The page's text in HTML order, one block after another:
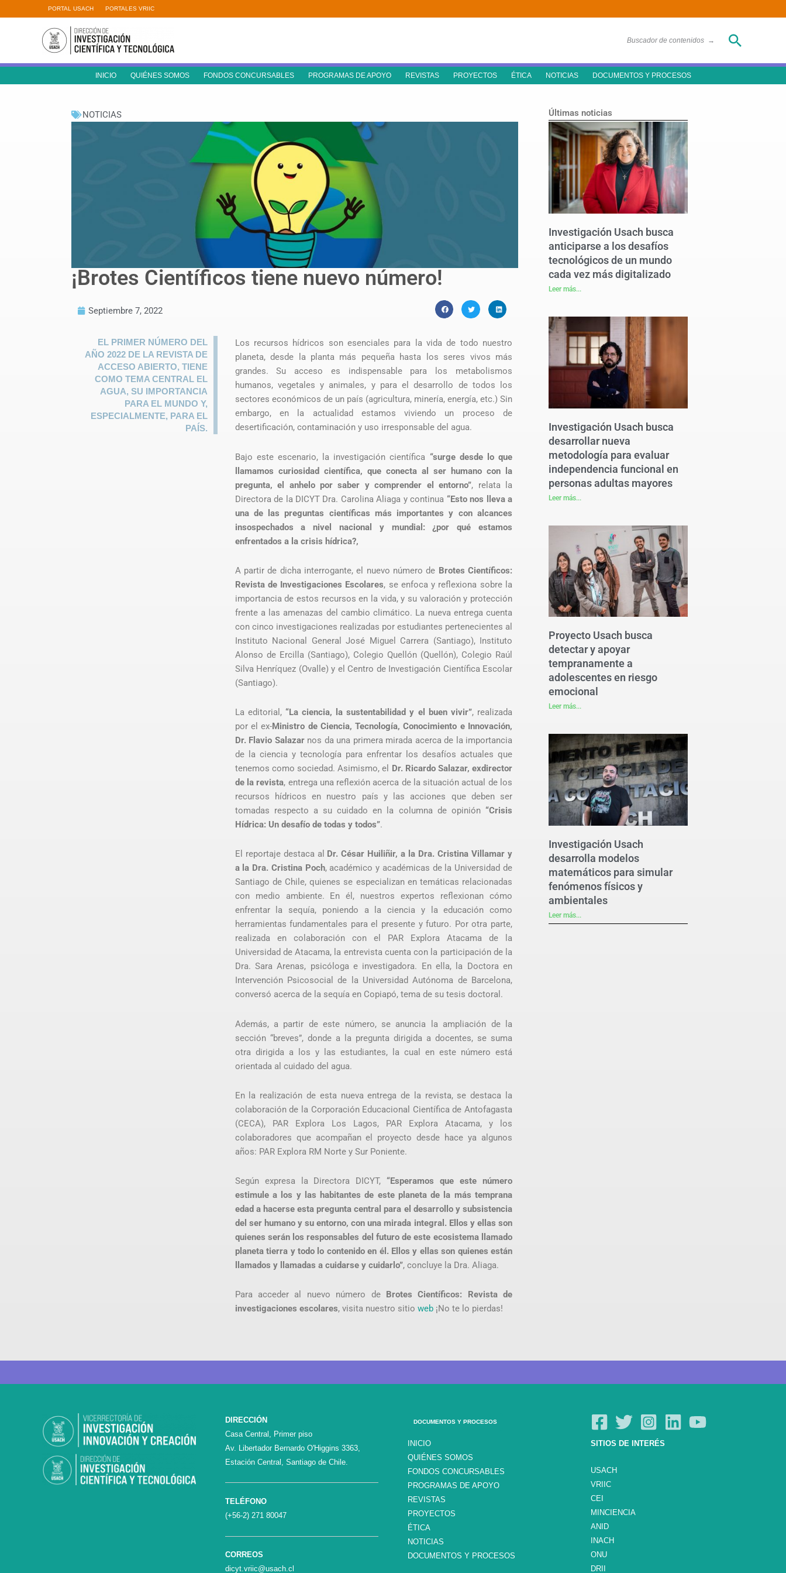
al
PORTAL USACH PORTALES VRIIC
Buscador de contenidos → Buscar
INICIO QUIÉNES SOMOS FONDOS CONCURSABLES PROGRAMAS DE APOYO REVISTAS PROYECTOS ÉTICA NOTICIAS DOCUMENTOS Y PROCESOS
NOTICIAS
¡Brotes Científicos tiene nuevo número!
Septiembre 7, 2022
EL PRIMER NÚMERO DEL
AÑO 2022 DE LA REVISTA DE
ACCESO ABIERTO, TIENE
COMO TEMA CENTRAL EL
AGUA, SU IMPORTANCIA
PARA EL MUNDO Y,
ESPECIALMENTE, PARA EL
PAÍS.
Los recursos hídricos son esenciales para la vida de todo nuestro
planeta, desde la planta más pequeña hasta los seres vivos más
grandes. Su acceso es indispensable para los metabolismos
humanos, vegetales y animales, y para el desarrollo de todos los
sectores económicos de un país (agricultura, minería, energía, etc.) Sin
embargo, en la actualidad estamos viviendo un proceso de
desertificación, contaminación y uso irresponsable del agua.
Bajo este escenario, la investigación científica “surge desde lo que
llamamos curiosidad científica, que conecta al ser humano con la
pregunta, el anhelo por saber y comprender el entorno”, relata la
Directora de la DICYT Dra. Carolina Aliaga y continua “Esto nos lleva a
una de las preguntas científicas más importantes y con alcances
insospechados a nivel nacional y mundial: ¿por qué estamos
enfrentados a la crisis hídrica?,
A partir de dicha interrogante, el nuevo número de Brotes Científicos:
Revista de Investigaciones Escolares, se enfoca y reflexiona sobre la
importancia de estos recursos en la vida, y su valoración y protección
frente a las amenazas del cambio climático. La nueva entrega cuenta
con cinco investigaciones realizadas por estudiantes pertenecientes al
Instituto Nacional General José Miguel Carrera (Santiago), Instituto
Alonso de Ercilla (Santiago), Colegio Quellón (Quellón), Colegio Raúl
Silva Henríquez (Ovalle) y el Centro de Investigación Científica Escolar
(Santiago).
La editorial, “La ciencia, la sustentabilidad y el buen vivir”, realizada
por el ex-Ministro de Ciencia, Tecnología, Conocimiento e Innovación,
Dr. Flavio Salazarnos da una primera mirada acerca de la importancia
de la ciencia y tecnología para enfrentar los desafíos actuales que
tenemos como sociedad. Asimismo, el Dr. Ricardo Salazar, exdirector
de la revista, entrega una reflexión acerca de la situación actual de los
recursos hídricos en nuestro país y las acciones que deben ser
tomadas respecto a su cuidado en la columna de opinión “Crisis
Hídrica: Un desafío de todas y todos”.
El reportaje destaca al
Dr. César Huiliñir, a la Dra. Cristina Villamar y
a la Dra. Cristina Poch, académico y académicas de la Universidad de
Santiago de Chile, quienes se especializan en temáticas relacionadas
con medio ambiente. En él, nuestros expertos reflexionan cómo
enfrentar la sequía, poniendo a la ciencia y la educación como
herramientas fundamentales para el presente y futuro. Por otra parte,
realizada en colaboración con el PAR Explora Atacama de la
Universidad de Atacama, la entrevista cuenta con la participación de la
Dra. Sara Arenas, psicóloga e investigadora. En ella, la Doctora en
Intervención Psicosocial de la Universidad Autónoma de Barcelona,
conversó acerca de la sequía en Copiapó, tema de su tesis doctoral.
Además, a partir de este número, se anuncia la ampliación de la
sección “breves”, donde a la pregunta dirigida a docentes, se suma
otra dirigida a los y las estudiantes, la cual en este número está
orientada al cuidado del agua.
En la realización de esta nueva entrega de la revista, se destaca la
colaboración de la Corporación Educacional Científica de Antofagasta
(CECA), PAR Explora Los Lagos, PAR Explora Atacama, y los
colaboradores que acompañan el proyecto desde hace ya algunos
años: PAR Explora RM Norte y Sur Poniente.
Según expresa la Directora DICYT, “Esperamos que este número
estimule a los y las habitantes de este planeta de la más temprana
edad a hacerse esta pregunta central para el desarrollo y subsistencia
del ser humano y su entorno, con una mirada integral. Ellos y ellas son
quienes serán los responsables del futuro de este ecosistema llamado
planeta tierra y todo lo contenido en él. Ellos y ellas son quienes están
llamados y llamadas a cuidarse y cuidarlo”, concluye la Dra. Aliaga.
Para acceder al nuevo número de
Brotes Científicos: Revista de
investigaciones escolares, visita nuestro sitio web ¡No te lo pierdas!
Últimas noticias
Investigación Usach busca
anticiparse a los desafíos
tecnológicos de un mundo
cada vez más digitalizado
Leer más...
Investigación Usach busca
desarrollar nueva
metodología para evaluar
independencia funcional en
personas adultas mayores
Leer más...
Proyecto Usach busca
detectar y apoyar
tempranamente a
adolescentes en riesgo
emocional
Leer más...
Investigación Usach
desarrolla modelos
matemáticos para simular
fenómenos físicos y
ambientales
Leer más...
DIRECCIÓN
Casa Central, Primer piso
Av. Libertador Bernardo O'Higgins 3363,
Estación Central, Santiago de Chile.
TELÉFONO
(+56-2) 271 80047
CORREOS
dicyt.vriic@usach.cl
DOCUMENTOS Y PROCESOS
INICIO
QUIÉNES SOMOS
FONDOS CONCURSABLES
PROGRAMAS DE APOYO
REVISTAS
PROYECTOS
ÉTICA
NOTICIAS
DOCUMENTOS Y PROCESOS
SITIOS DE INTERÉS
USACH
VRIIC
CEI
MINCIENCIA
ANID
INACH
ONU
DRII